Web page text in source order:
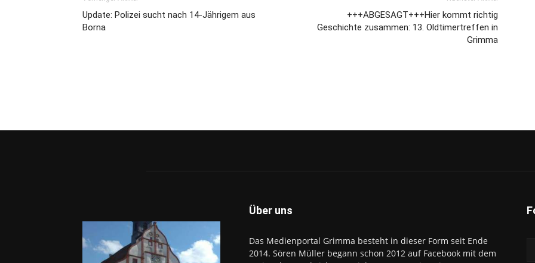
Update: Polizei sucht nach 14-Jährigem aus
Borna
+++ABGESAGT+++Hier kommt richtig
Geschichte zusammen: 13. Oldtimertreffen in
Grimma
Über uns
Das Medienportal Grimma besteht in dieser Form seit Ende
2014. Sören Müller begann schon 2012 auf Facebook mit dem